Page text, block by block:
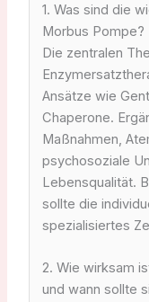
1. Was sind die
Morbus Pompe?
Die zentralen
Ansätze wie
Chaperone.
Maßnahmen,
psychosoziale
Lebensqualität.
sollte die
spezialisiertes
2. Wie wirksam
und wann sollte